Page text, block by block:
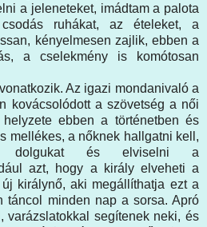
a jeleneteket, imádtam a palota
ruhákat, az ételeket, a
kényelmesen zajlik, ebben a
a cselekmény is komótosan
Az igazi mondanivaló a
kovácsolódott a szövetség a női
ebben a történetben és
mellékes, a nőknek hallgatni kell,
dolgukat és elviselni a
azt, hogy a király elveheti a
királynő, aki megállíthatja ezt a
táncol minden nap a sorsa. Apró
varázslatokkal segítenek neki, és